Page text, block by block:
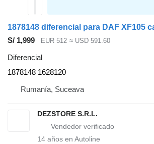
1878148 diferencial para DAF XF105
S/ 1,999
EUR 512 ≈ USD 591.60
Diferencial
1878148 1628120
Rumanía, Suceava
DEZSTORE S.R.L.
14 años en Autoline